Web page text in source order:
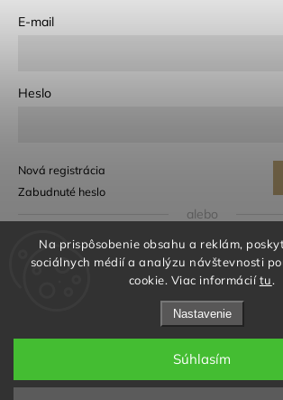
Na prispôsobenie obsahu a reklám,
sociálnych médií a analýzu návštevnosti
cookie. Viac informáciítu.
Nastavenie
Súhlasím
E-mail
Heslo
Nová registrácia
Zabudnuté heslo
alebo
Prihlásiť sa cez Google
Prihlásiť sa cez Seznam
© 2026 iloveme® | biotechnology